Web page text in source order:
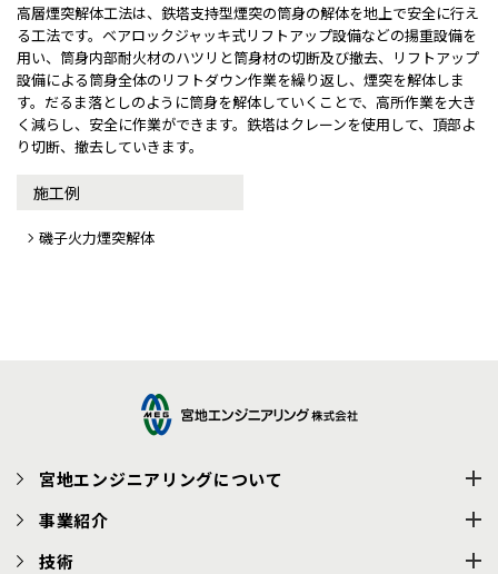
高層煙突解体工法は、鉄塔支持型煙突の筒身の解体を地上で安全に行え
る工法です。ベアロックジャッキ式リフトアップ設備などの揚重設備を
用い、筒身内部耐火材のハツリと筒身材の切断及び撤去、リフトアップ
設備による筒身全体のリフトダウン作業を繰り返し、煙突を解体しま
す。だるま落としのように筒身を解体していくことで、高所作業を大き
く減らし、安全に作業ができます。鉄塔はクレーンを使用して、頂部よ
り切断、撤去していきます。
施工例
磯子火力煙突解体
宮地エンジニアリングについて
事業紹介
技術